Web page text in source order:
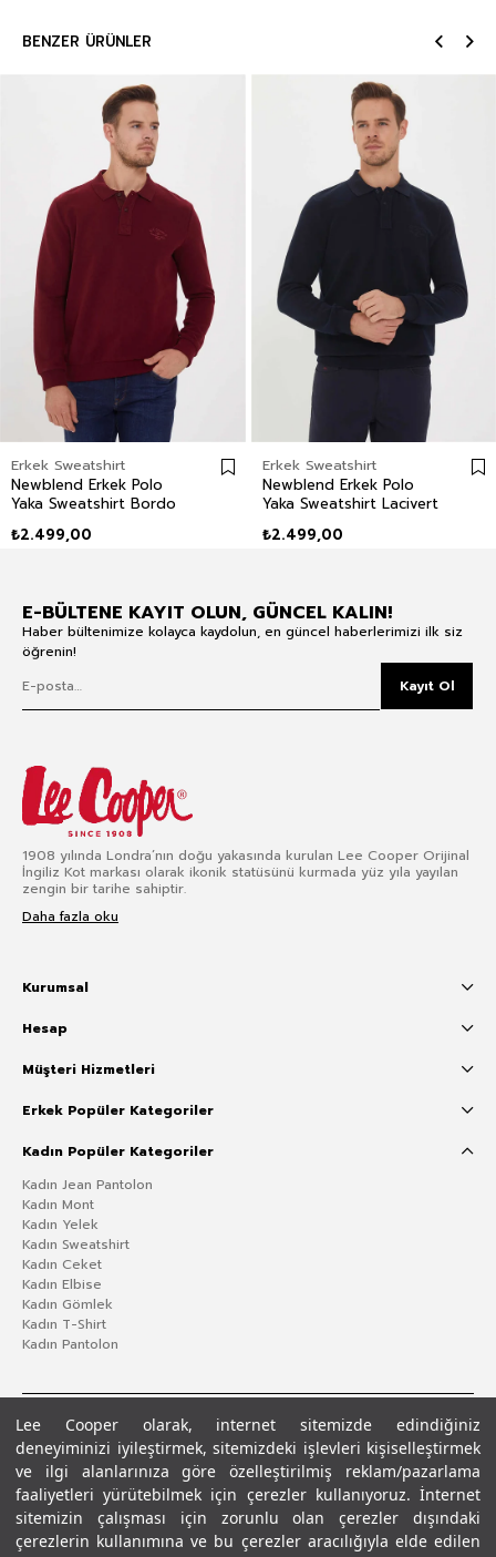
Lee Cooper olarak, internet sitemizde edindiğiniz
deneyiminizi iyileştirmek, sitemizdeki işlevleri kişiselleştirmek
ve ilgi alanlarınıza göre özelleştirilmiş reklam/pazarlama
faaliyetleri yürütebilmek için çerezler kullanıyoruz. İnternet
sitemizin çalışması için zorunlu olan çerezler dışındaki
çerezlerin kullanımına ve bu çerezler aracılığıyla elde edilen
BENZER ÜRÜNLER
Erkek Sweatshirt
Newblend Erkek Polo
Yaka Sweatshirt Bordo
₺2.499,00
Erkek Sweatshirt
Newblend Erkek Polo
Yaka Sweatshirt Lacivert
₺2.499,00
E-BÜLTENE KAYIT OLUN, GÜNCEL KALIN!
Haber bültenimize kolayca kaydolun, en güncel haberlerimizi ilk siz
öğrenin!
Kayıt Ol
1908 yılında Londra’nın doğu yakasında kurulan Lee Cooper Orijinal
İngiliz Kot markası olarak ikonik statüsünü kurmada yüz yıla yayılan
zengin bir tarihe sahiptir.
Daha fazla oku
Kurumsal
Hesap
Müşteri Hizmetleri
Erkek Popüler Kategoriler
Kadın Popüler Kategoriler
Kadın Jean Pantolon
Kadın Mont
Kadın Yelek
Kadın Sweatshirt
Kadın Ceket
Kadın Elbise
Kadın Gömlek
Kadın T-Shirt
Kadın Pantolon
Gizlilik PolitikasıÇerez Politikası KVKK Aydınlatma MetniŞartlar ve Koşullar